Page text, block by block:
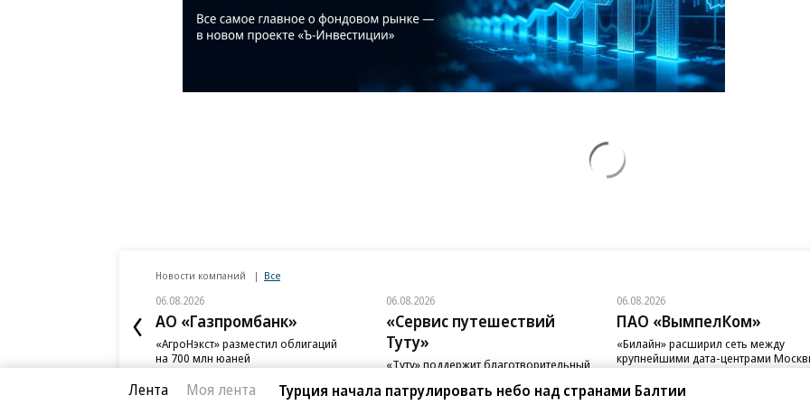
Новости компаний Все
06.08.2026
АО «Газпромбанк»
«АгроНэкст» разместил облигаций
на 700 млн юаней
06.08.2026
«Сервис путешествий
Туту»
«Туту» поддержит благотворительный
06.08.2026
ПАО «ВымпелКом»
«Билайн» расширил сеть между
крупнейшими дата-центрами
Лента Моя лента Турция начала патрулировать небо над странами Балтии